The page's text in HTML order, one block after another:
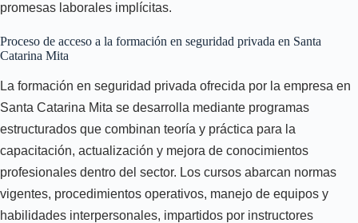
promesas laborales implícitas.
Proceso de acceso a la formación en seguridad privada en Santa
Catarina Mita
La formación en seguridad privada ofrecida por la empresa en
Santa Catarina Mita se desarrolla mediante programas
estructurados que combinan teoría y práctica para la
capacitación, actualización y mejora de conocimientos
profesionales dentro del sector. Los cursos abarcan normas
vigentes, procedimientos operativos, manejo de equipos y
habilidades interpersonales, impartidos por instructores